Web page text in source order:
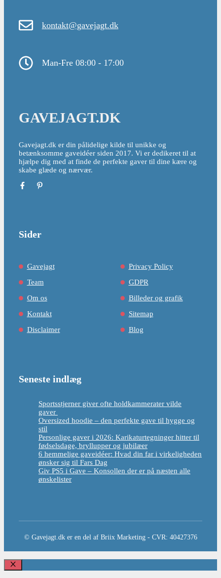
kontakt@gavejagt.dk
Man-Fre 08:00 - 17:00
GAVEJAGT.DK
Gavejagt.dk er din pålidelige kilde til unikke og
betænksomme gaveidéer siden 2017. Vi er dedikeret til at
hjælpe dig med at finde de perfekte gaver til dine kære og
skabe glæde og nærvær.
Sider
Gavejagt
Team
Om os
Kontakt
Disclaimer
Privacy Policy
GDPR
Billeder og grafik
Sitemap
Blog
Seneste indlæg
Sportsstjerner giver ofte holdkammerater vilde
gaver
Oversized hoodie – den perfekte gave til hygge og
stil
Personlige gaver i 2026: Karikaturtegninger hitter til
fødselsdage, bryllupper og jubilæer
6 hemmelige gaveidéer: Hvad din far i virkeligheden
ønsker sig til Fars Dag
Giv PS5 i Gave – Konsollen der er på næsten alle
ønskelister
© Gavejagt.dk er en del af Briix Marketing - CVR: 40427376
Luk